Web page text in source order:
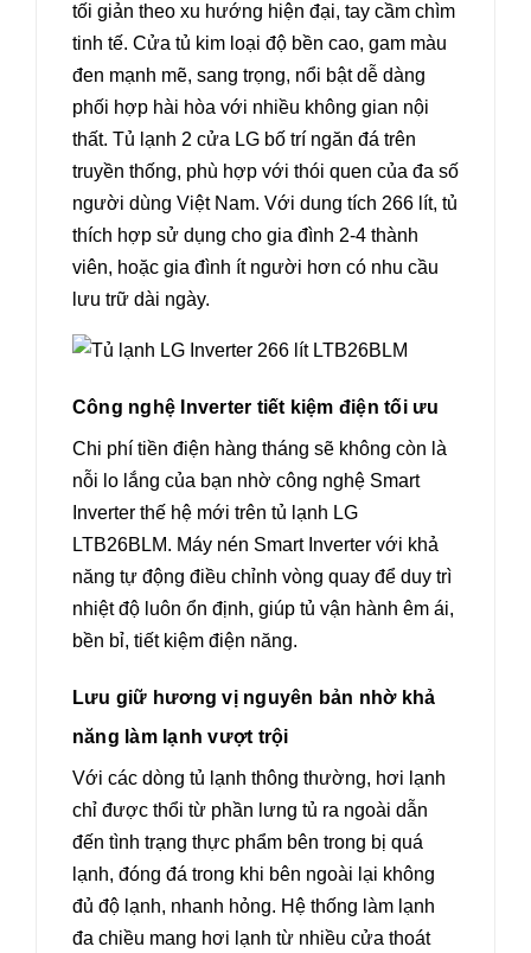
tối giản theo xu hướng hiện đại, tay cầm chìm
tinh tế. Cửa tủ kim loại độ bền cao, gam màu
đen mạnh mẽ, sang trọng, nổi bật dễ dàng
phối hợp hài hòa với nhiều không gian nội
thất. Tủ lạnh 2 cửa LG bố trí ngăn đá trên
truyền thống, phù hợp với thói quen của đa số
người dùng Việt Nam. Với dung tích 266 lít, tủ
thích hợp sử dụng cho gia đình 2-4 thành
viên, hoặc gia đình ít người hơn có nhu cầu
lưu trữ dài ngày.
Công nghệ Inverter tiết kiệm điện tối ưu
Chi phí tiền điện hàng tháng sẽ không còn là
nỗi lo lắng của bạn nhờ công nghệ Smart
Inverter thế hệ mới trên tủ lạnh LG
LTB26BLM. Máy nén Smart Inverter với khả
năng tự động điều chỉnh vòng quay để duy trì
nhiệt độ luôn ổn định, giúp tủ vận hành êm ái,
bền bỉ, tiết kiệm điện năng.
Lưu giữ hương vị nguyên bản nhờ khả
năng làm lạnh vượt trội
Với các dòng tủ lạnh thông thường, hơi lạnh
chỉ được thổi từ phần lưng tủ ra ngoài dẫn
đến tình trạng thực phẩm bên trong bị quá
lạnh, đóng đá trong khi bên ngoài lại không
đủ độ lạnh, nhanh hỏng. Hệ thống làm lạnh
đa chiều mang hơi lạnh từ nhiều cửa thoát